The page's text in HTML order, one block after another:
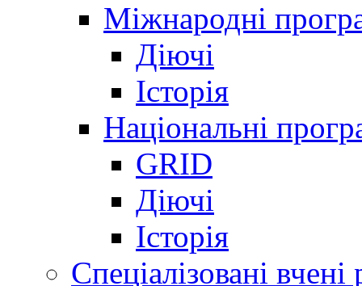
Міжнародні
Діючі
Історія
Національні
GRID
Діючі
Історія
Спеціалізовані вчені